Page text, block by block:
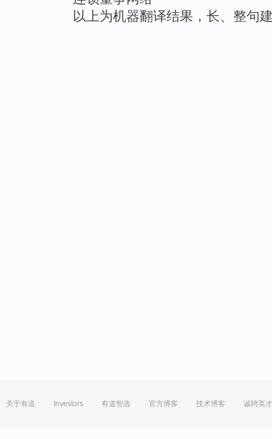
以上为机器翻译结果，长、整句
关于有道 Investors 有道智选 官方博客 技术博客 诚聘英才